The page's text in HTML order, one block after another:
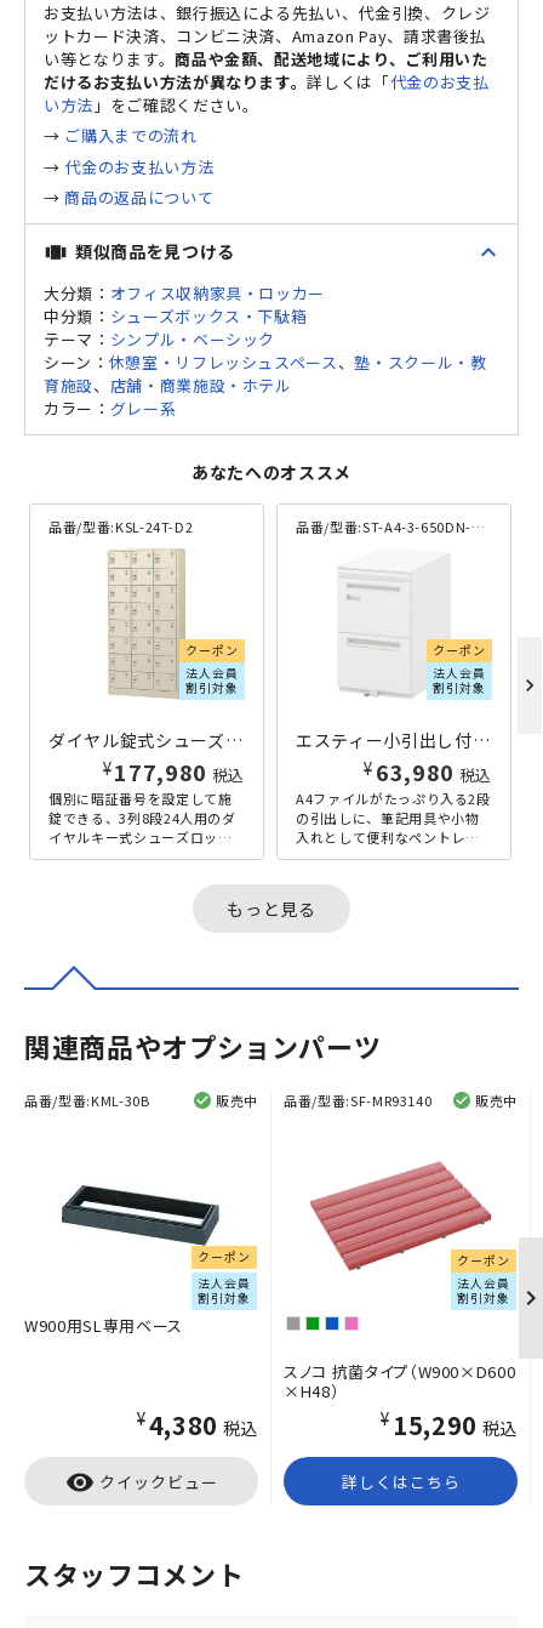
お支払い方法は、銀行振込による先払い、代金引換、クレジ
ットカード決済、コンビニ決済、Amazon Pay、請求書後払
い等となります。商品や金額、配送地域により、ご利用いた
だけるお支払い方法が異なります。詳しくは「代金のお支払
い方法 」をご確認ください。
→ ご購入までの流れ
→代金のお支払い方法
→ 商品の返品について
view_carousel 類似商品を見つける expand_less
大分類： オフィス収納家具・ロッカー
中分類： シューズボックス・下駄箱
テーマ： シンプル・ベーシック
シーン： 休憩室・リフレッシュスペース、塾・スクール・教
育施設、 店舗・商業施設・ホテル
カラー： グレー系
あなたへのオススメ
品番/型番:KSL-24T-D2
クーポン
法人会員
割引対象
ダイヤル錠式シューズロッカー 3列8段24人用 W900×D380×H1790 ニューグレー
¥177,980 税込
個別に暗証番号を設定して施
錠できる、3列8段24人用のダ
イヤルキー式シューズロッカ
ー。社員やスタッフのプライ
品番/型番:ST-A4-3-650DN-OW
クーポン
法人会員
割引対象
エスティー小引出し付き3段ワゴン ダイヤル錠タイプ W396×D585×H650 ホワイト
¥ 63,980 税込
A4ファイルがたっぷり入る2段
の引出しに、筆記用具や小物
入れとして便利なペントレ
ー・小引出しが付いた、3段型
鍵の持...
chevron_right
もっと見る
関連商品やオプションパーツ
品番/型番:KML-30B 販売中
クーポン
法人会員
割引対象
W900用SL専用ベース
¥4,380 税込
visibility クイックビュー
品番/型番:SF-MR93140 販売中
クーポン
法人会員
割引対象
スノコ 抗菌タイプ（W900×D600
×H48）
¥15,290 税込
詳しくはこちら
スタッフコメント